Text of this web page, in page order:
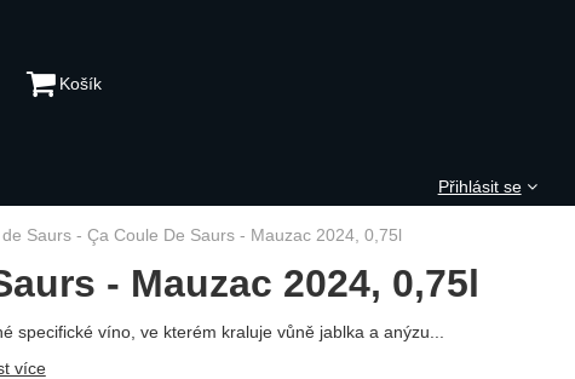
Saurs - Ça Coule De Saurs - Mauzac 2024, 0,75l
- Mauzac 2024, 0,75l
specifické víno, ve kterém kraluje vůně jablka a anýzu...
více
Přihlásit se
Košík